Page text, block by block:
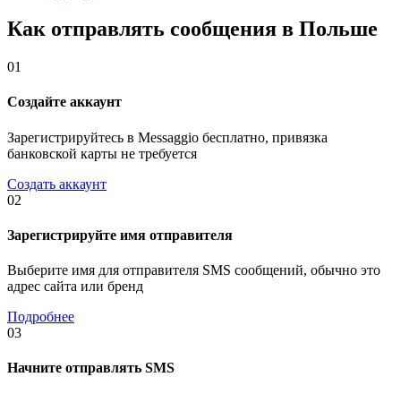
Как отправлять сообщения в Польше
01
Создайте аккаунт
Зарегистрируйтесь в Messaggio бесплатно, привязка
банковской карты не требуется
Создать аккаунт
02
Зарегистрируйте имя отправителя
Выберите имя для отправителя SMS сообщений, обычно это
адрес сайта или бренд
Подробнее
03
Начните отправлять SMS